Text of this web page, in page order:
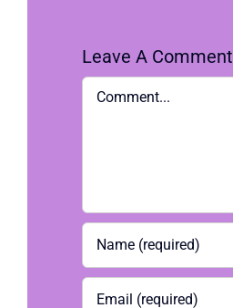
Leave A Comment
Comment